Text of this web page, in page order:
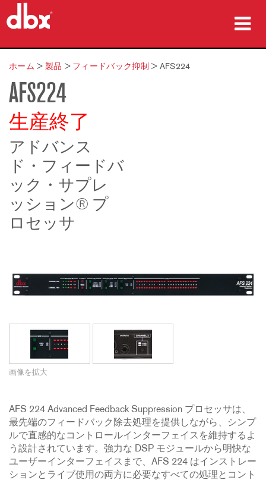
製品
導入事例
購入先
トレーニング
サポート
言語/地域
ホーム > 製品 > フィードバック抑制 > AFS224
AFS224
生産終了
アドバンス
ド・フィードバ
ック・サプレ
ッション® プ
ロセッサ
画像を拡大
AFS 224 Advanced Feedback Suppression プロセッサは、
最先端のフィードバック除去処理を提供しながら、シンプ
ルで直感的なコントロールインターフェイスを維持するよ
う設計されています。強力な DSP モジュールから明快な
ユーザーインターフェイスまで、AFS 224 はインストレー
ションとライブ使用の両方に必要なすべての処理とコント